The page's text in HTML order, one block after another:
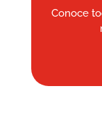
Conoce